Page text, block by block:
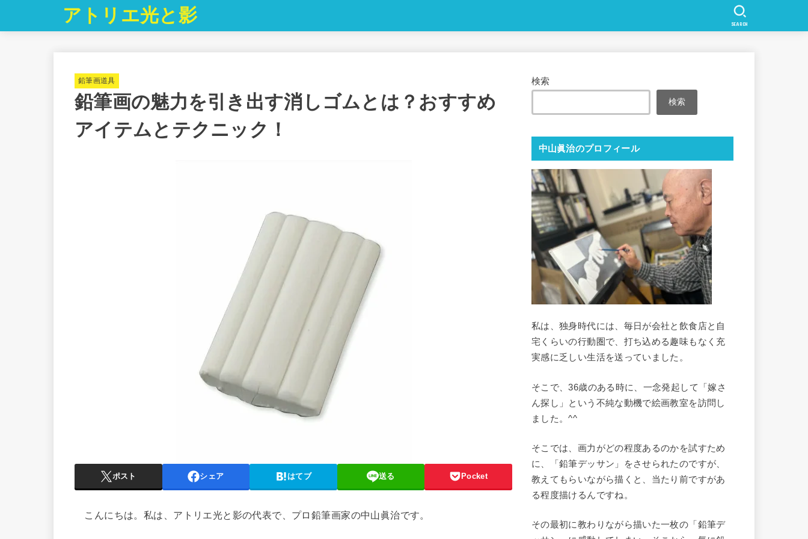
アトリエ光と影 SEARCH
鉛筆画道具
鉛筆画の魅力を引き出す消しゴムとは？おすすめ
アイテムとテクニック！
ポスト シェア はてブ 送る Pocket
こんにちは。私は、アトリエ光と影の代表で、プロ鉛筆画家の中山眞治です。
検索
検索
中山眞治のプロフィール
私は、独身時代には、毎日が会社と飲食店と自
宅くらいの行動圏で、打ち込める趣味もなく充
実感に乏しい生活を送っていました。
そこで、36歳のある時に、一念発起して「嫁さ
ん探し」という不純な動機で絵画教室を訪問し
ました。^^
そこでは、画力がどの程度あるのかを試すため
に、「鉛筆デッサン」をさせられたのですが、
教えてもらいながら描くと、当たり前ですがあ
る程度描けるんですね。
その最初に教わりながら描いた一枚の「鉛筆デ